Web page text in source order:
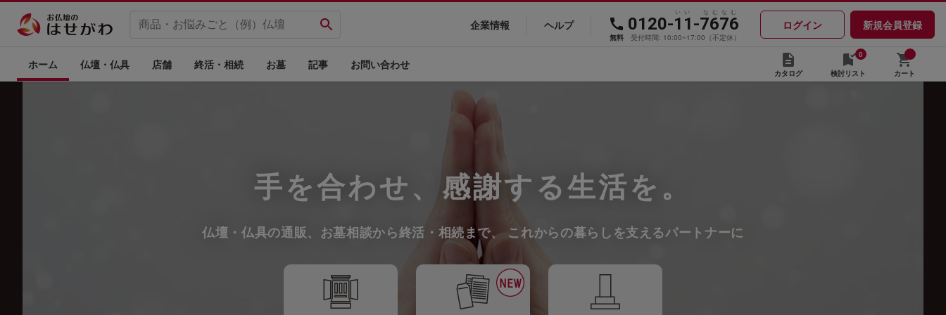
企業情報 ヘルプ
無料
いい なむなむ
0120-11-7676
受付時間: 10:00~17:00（不定休）
ログイン 新規会員登録
ホーム 仏壇・仏具 店舗 終活・相続 お墓 記事 お問い合わせ
カタログ
0
検討リスト
カート
手を合わせ、感謝する生活を。
仏壇・仏具の通販、お墓相談から終活・相続まで、 これからの暮らしを支えるパートナーに